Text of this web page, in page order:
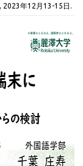
, 2023年12月13-15日.